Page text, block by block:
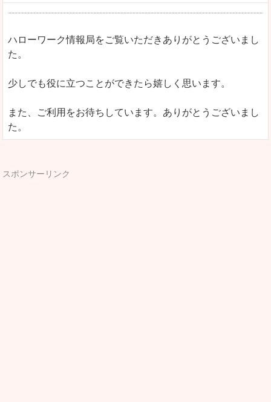
ハローワーク情報局をご覧いただきありがとうございまし
た。
少しでも役に立つことができたら嬉しく思います。
また、ご利用をお待ちしています。ありがとうございまし
た。
スポンサーリンク